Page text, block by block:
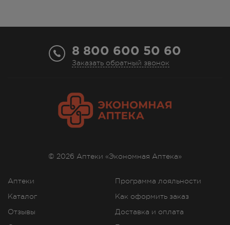
8 800 600 50 60
Заказать обратный звонок
Аптеки
Каталог
Отзывы
Программа лояльности
Как оформить заказ
Доставка и оплата
© 2026 Аптеки «Экономная Аптека»